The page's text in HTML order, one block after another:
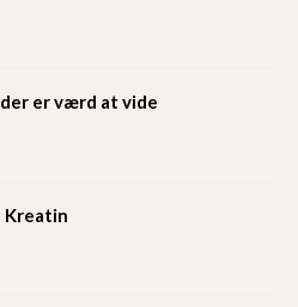
er værd at vide
Kreatin